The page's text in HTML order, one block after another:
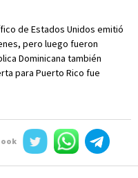
de Estados Unidos emitió
pero luego fueron
Dominicana también
para Puerto Rico fue